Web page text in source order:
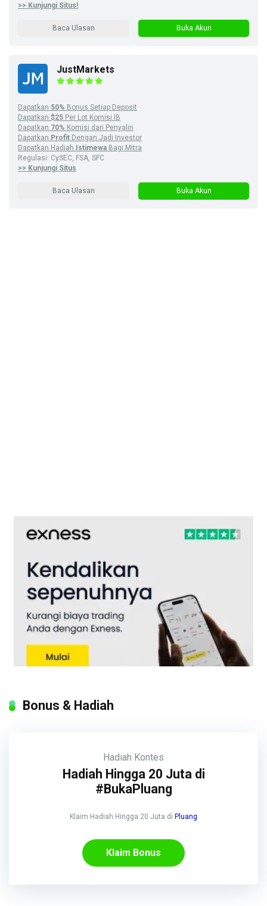
>> Kunjungi Situs!
Baca Ulasan Buka Akun
JustMarkets
Dapatkan 50% Bonus Setiap Deposit
Dapatkan $25 Per Lot Komisi IB
Dapatkan 70% Komisi dari Penyalin
Dapatkan Profit Dengan Jadi Investor
Dapatkan Hadiah Istimewa Bagi Mitra
Regulasi: CySEC, FSA, SFC
>> Kunjungi Situs
Baca Ulasan Buka Akun
Bonus & Hadiah
Hadiah Kontes
Hadiah Hingga 20 Juta di
#BukaPluang
Klaim Hadiah Hingga 20 Juta di Pluang
Klaim Bonus